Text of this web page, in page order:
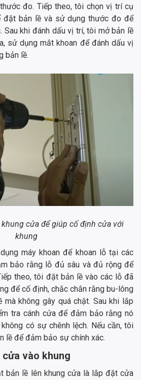
đo. Tiếp theo, tôi chọn vị trí cụ
đặt bản lề và sử dụng thước đo để
Sau khi đánh dấu vị trí, tôi mở bản lề
sử dụng mắt khoan để đánh dấu vị
bản lề.
cửa để giúp cố định cửa với
khung
máy khoan để khoan lỗ tại các
bảo rằng lỗ đủ sâu và đủ rộng để
theo, tôi đặt bản lề vào các lỗ đã
để cố định, chắc chắn rằng bu-lông
không gây quá chật. Sau khi lắp
tra cánh cửa để đảm bảo rằng nó
có sự chênh lệch. Nếu cần, tôi
lề để đảm bảo sự chính xác.
cửa vào khung
bản lề lên khung cửa là lắp đặt cửa